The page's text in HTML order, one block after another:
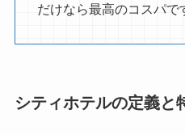
だけなら最高のコスパで
シティホテルの定義と